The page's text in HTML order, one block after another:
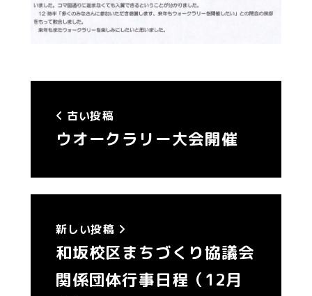
古い投稿
ウオークラリー大会開催
新しい投稿
和坂校区まちづくり協議会
関係団体行事日程（12月